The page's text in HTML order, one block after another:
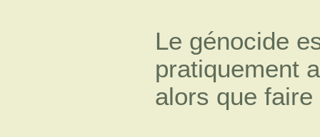
Le génocide
pratiquement
alors que faire